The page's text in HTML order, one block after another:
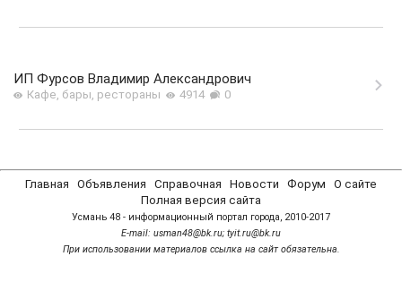
ИП Фурсов Владимир Александрович
Кафе, бары, рестораны 4914 0
Главная Объявления Справочная Новости Форум
О сайте
Полная версия сайта
Усмань 48 - информационный портал города, 2010-2017
Е-mail: usman48@bk.ru; tyit.ru@bk.ru
При использовании материалов ссылка на сайт обязательна.